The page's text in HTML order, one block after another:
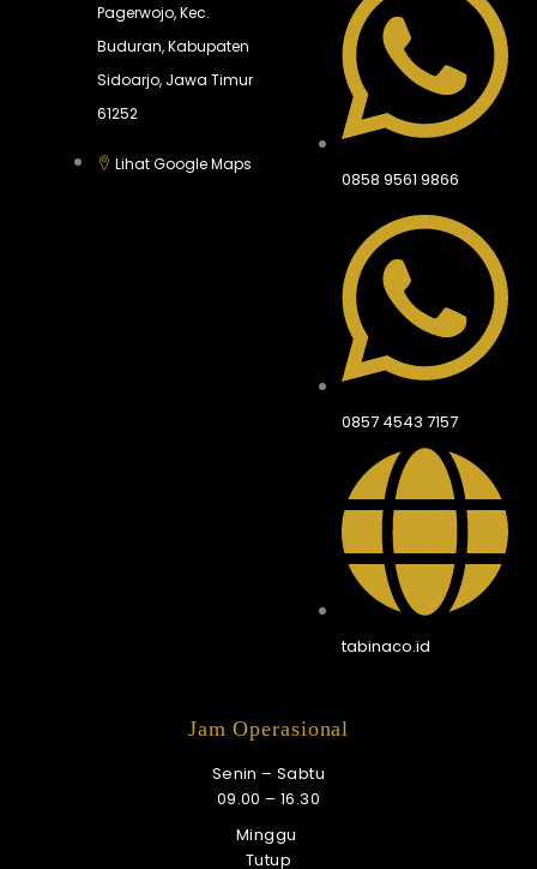
Pagerwojo, Kec.
Buduran, Kabupaten
Sidoarjo, Jawa Timur
61252
Lihat Google Maps
0858 9561 9866
0857 4543 7157
tabinaco.id
Jam Operasional
Senin – Sabtu
09.00 – 16.30
Minggu
Tutup